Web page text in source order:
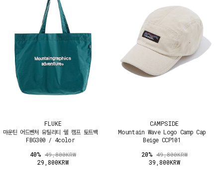
FLUKE
마운틴 어드벤처 유틸리티 쉘 캠프 토트백
FBG300 / 4color
40% 49,800KRW
29,800KRW
CAMPSIDE
Mountain Wave Logo Camp Cap
Beige CCP101
20% 49,800KRW
39,800KRW